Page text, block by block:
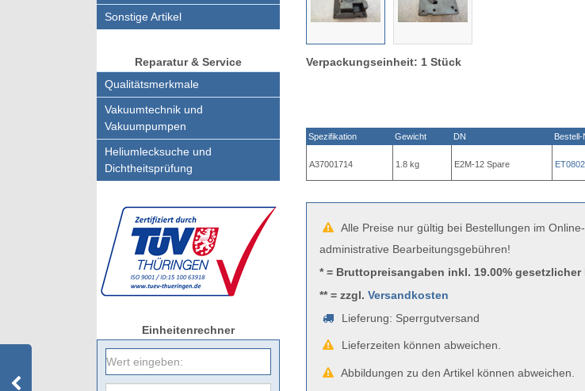
Sonstige Artikel
Reparatur & Service
Qualitätsmerkmale
Vakuumtechnik und
Vakuumpumpen
Heliumlecksuche und
Dichtheitsprüfung
Einheitenrechner
Verpackungseinheit: 1 Stück
Spezifikation Gewicht DN Bestell-
A37001714 1.8 kg E2M-12 Spare
Alle Preise nur gültig bei Bestellungen im
administrative Bearbeitungsgebühren!
* = Bruttopreisangaben inkl. 19.00% gesetzlicher
** = zzgl.Versandkosten
Lieferung: Sperrgutversand
Lieferzeiten können abweichen.
Abbildungen zu den Artikel können abweichen.